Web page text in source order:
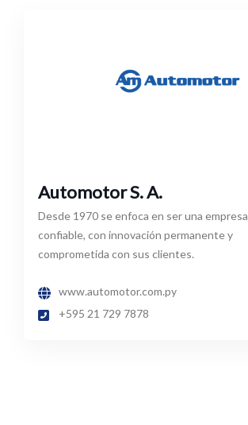
Automotor S. A.
Desde 1970 se enfoca en ser una empresa
confiable, con innovación permanente y
comprometida con sus clientes.
www.automotor.com.py
+595 21 729 7878